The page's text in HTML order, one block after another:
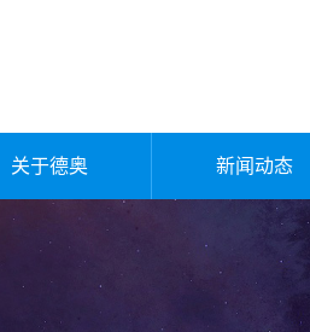
关于德奥 新闻动态
公司新闻
行业新闻
企业公告